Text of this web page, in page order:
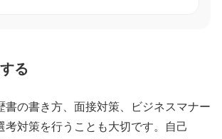
る
書の書き方、面接対策、ビジネスマナー
考対策を行うことも大切です。自己